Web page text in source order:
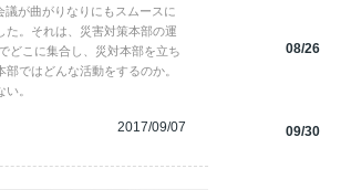
が曲がりなりにもスムースに
た。それは、災害対策本部の運
どこに集合し、災対本部を立ち
ではどんな活動をするのか。
。
2017/09/07
08/26
09/30